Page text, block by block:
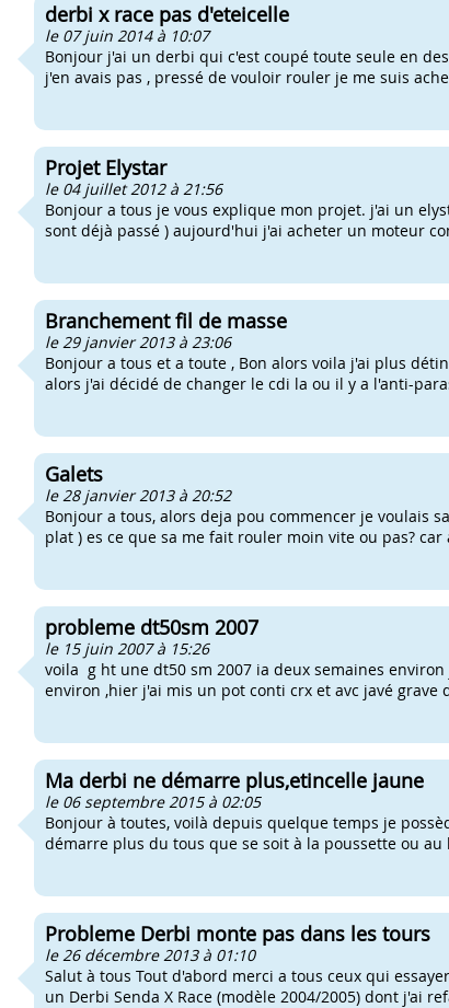
derbi x race pas d'eteicelle
le 07 juin 2014 à 10:07
Bonjour j'ai un derbi qui c'est coupé toute seule en
j'en avais pas , pressé de vouloir rouler je me suis
Projet Elystar
le 04 juillet 2012 à 21:56
Bonjour a tous je vous explique mon projet. j'ai un
sont déjà passé ) aujourd'hui j'ai acheter un moteur
Branchement fil de masse
le 29 janvier 2013 à 23:06
Bonjour a tous et a toute , Bon alors voila j'ai plus
alors j'ai décidé de changer le cdi la ou il y a l'anti-
Galets
le 28 janvier 2013 à 20:52
Bonjour a tous, alors deja pou commencer je voulais
plat ) es ce que sa me fait rouler moin vite ou pas? car
probleme dt50sm 2007
le 15 juin 2007 à 15:26
voila g ht une dt50 sm 2007 ia deux semaines
environ ,hier j'ai mis un pot conti crx et avc javé grave
Ma derbi ne démarre plus,etincelle jaune
le 06 septembre 2015 à 02:05
Bonjour à toutes, voilà depuis quelque temps je
démarre plus du tous que se soit à la poussette ou au
Probleme Derbi monte pas dans les tours
le 26 décembre 2013 à 01:10
Salut à tous Tout d'abord merci a tous ceux qui
un Derbi Senda X Race (modèle 2004/2005) dont j'ai